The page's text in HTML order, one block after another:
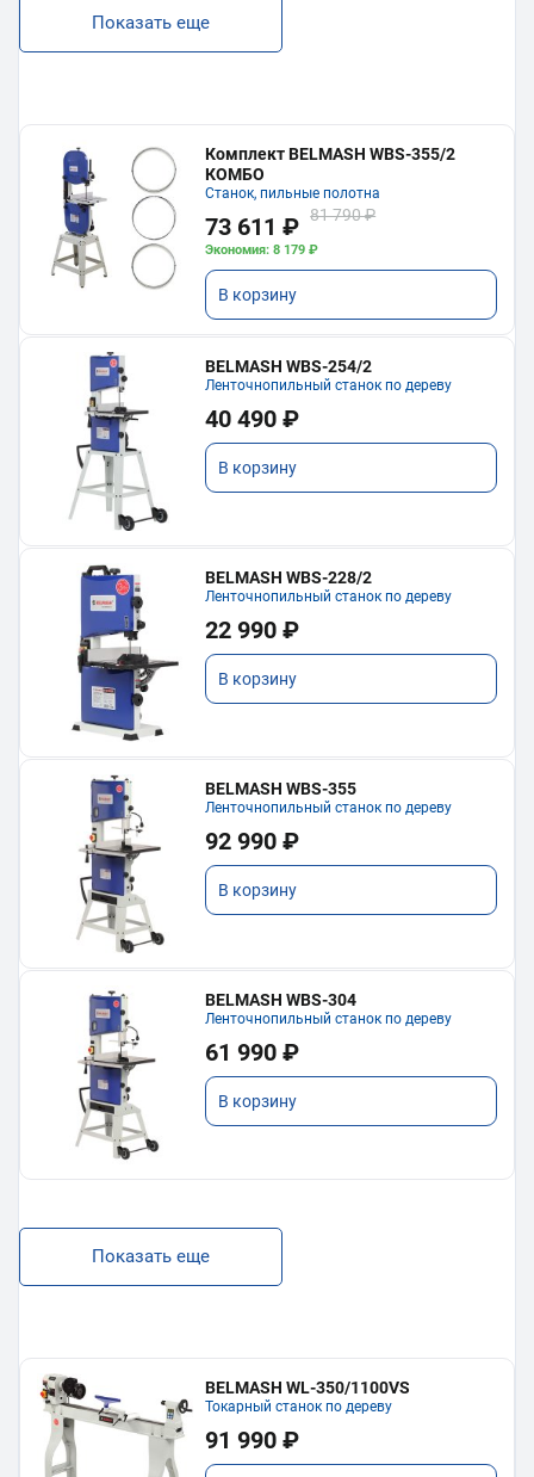
Показать еще
Комплект BELMASH WBS-355/2
КОМБО
Станок, пильные полотна
73 611 ₽ 81 790 ₽
Экономия: 8 179 ₽
В корзину
BELMASH WBS-254/2
Ленточнопильный станок по дереву
40 490 ₽
В корзину
BELMASH WBS-228/2
Ленточнопильный станок по дереву
22 990 ₽
В корзину
BELMASH WBS-355
Ленточнопильный станок по дереву
92 990 ₽
В корзину
BELMASH WBS-304
Ленточнопильный станок по дереву
61 990 ₽
В корзину
Показать еще
BELMASH WL-350/1100VS
Токарный станок по дереву
91 990 ₽